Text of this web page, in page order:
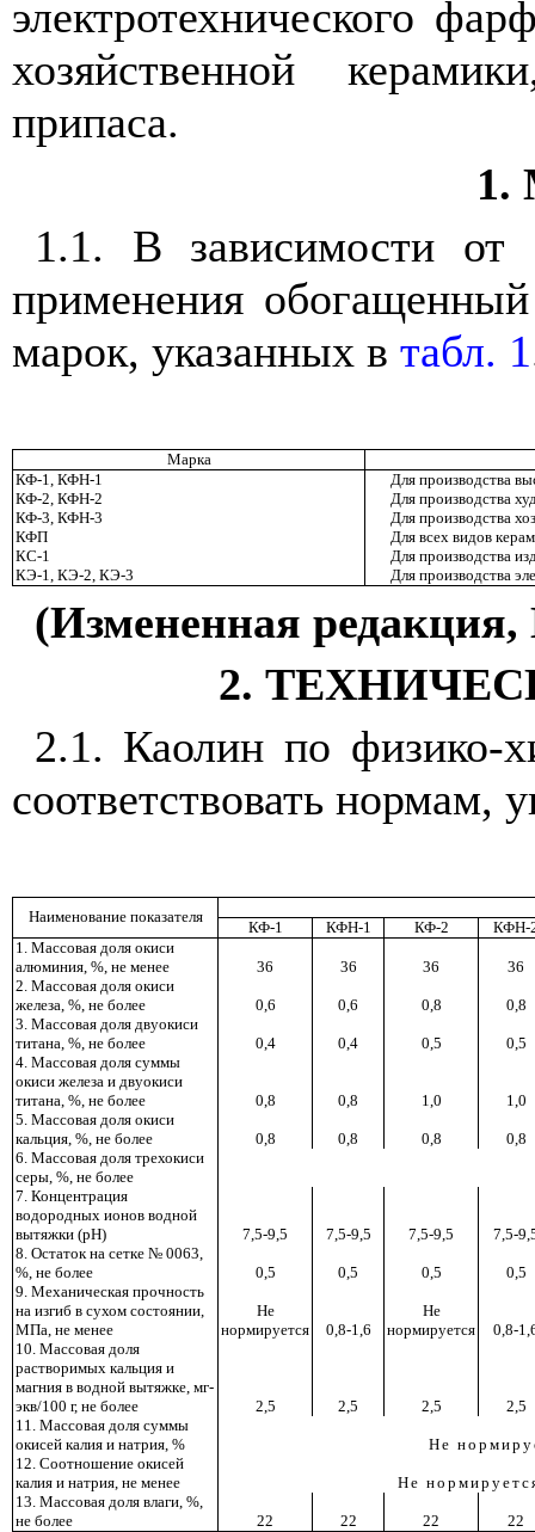
электротехнического
хозяйственной
припаса.
1.1. В зависимости от
применения
марок, указанных в табл. 1
Марка
КФ-1, КФН-1
Для производства
КФ-2, КФН-2
Для производства
КФ-3, КФН-3
Для производства
КФП
Для всех видов
КС-1
Для производства
КЭ-1, КЭ-2, КЭ-3
Для производства
(Измененная
2.
2.1. Каолин по физико-
соответствовать нормам,
Наименование показателя
КФ-1 КФН-1 КФ-2
КФН-
1. Массовая доля окиси
алюминия, %, не менее
36 36 36
36
2. Массовая доля окиси
железа, %, не более
0,6 0,6 0,8
0,8
3. Массовая доля двуокиси
титана, %, не более
0,4 0,4 0,5
0,5
4. Массовая доля суммы
окиси железа и двуокиси
титана, %, не более
0,8 0,8 1,0
1,0
5. Массовая доля окиси
кальция, %, не более
0,8 0,8 0,8
0,8
6. Массовая доля трехокиси
серы, %, не более
7. Концентрация
водородных ионов водной
вытяжки (рН)
7,5-9,5 7,5-9,5 7,5-9,5
7,5-
8. Остаток на сетке № 0063,
%, не более
0,5 0,5 0,5
0,5
9. Механическая прочность
на изгиб в сухом состоянии,
МПа, не менее
Не
нормируется
0,8-1,6
Не
нормируется
0,8-
10. Массовая доля
растворимых кальция и
магния в водной вытяжке, мг-
экв/100 г, не более
2,5 2,5 2,5
2,5
11. Массовая доля суммы
окисей калия и натрия, %
Не
12. Соотношение окисей
калия и натрия, не менее
Не
13. Массовая доля влаги, %,
не более
22 22 22 22